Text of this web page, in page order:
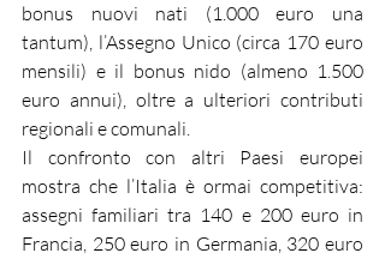
bonus nuovi nati (1.000 euro una
tantum), l’Assegno Unico (circa 170 euro
mensili) e il bonus nido (almeno 1.500
euro annui), oltre a ulteriori contributi
regionali e comunali.
Il confronto con altri Paesi europei
mostra che l’Italia è ormai competitiva:
assegni familiari tra 140 e 200 euro in
Francia, 250 euro in Germania, 320 euro